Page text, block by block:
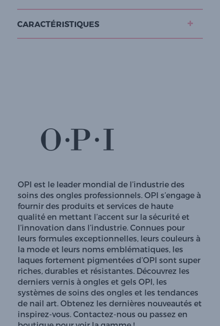
CARACTÉRISTIQUES
OPI est le leader mondial de l’industrie des
soins des ongles professionnels. OPI s’engage à
fournir des produits et services de haute
qualité en mettant l’accent sur la sécurité et
l’innovation dans l’industrie. Connues pour
leurs formules exceptionnelles, leurs couleurs à
la mode et leurs noms emblématiques, les
laques fortement pigmentées d’OPI sont super
riches, durables et résistantes. Découvrez les
derniers vernis à ongles et gels OPI, les
systèmes de soins des ongles et les tendances
de nail art. Obtenez les dernières nouveautés et
inspirez-vous. Contactez-nous ou passez en